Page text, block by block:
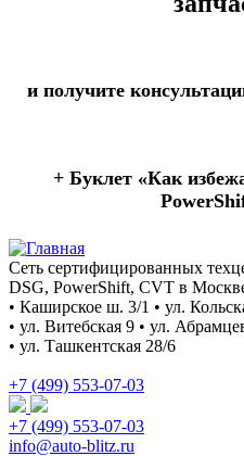
и получите
+ Буклет «Как
Сеть сертифицированных
DSG, PowerShift, CVT в
• Каширское ш. 3/1 • ул.
• ул. Витебская 9 • ул.
• ул. Ташкентская 28/6
+7 (499) 553-07-03
+7 (499) 553-07-03
info@auto-blitz.ru